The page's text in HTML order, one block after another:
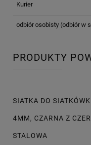
Kurier
odbiór osobisty(odbiór w
PRODUKTY
SIATKA DO
4MM, CZARNA Z
STALOWA